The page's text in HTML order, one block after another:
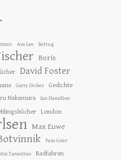
Ava Lee Betrug
Boris
David Foster
Garry Disher
Gedichte
Nakamura Ian Hamilton
London
Max Euwe
Pam Grier
Tarantino Radfahren